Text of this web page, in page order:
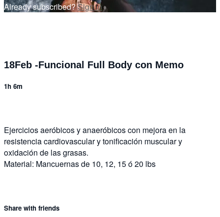
Already subscribed?Sign in
18Feb -Funcional Full Body con Memo
1h 6m
Ejercicios aeróbicos y anaeróbicos con mejora en la
resistencia cardiovascular y tonificación muscular y
oxidación de las grasas.
Material: Mancuernas de 10, 12, 15 ó 20 lbs
Share with friends